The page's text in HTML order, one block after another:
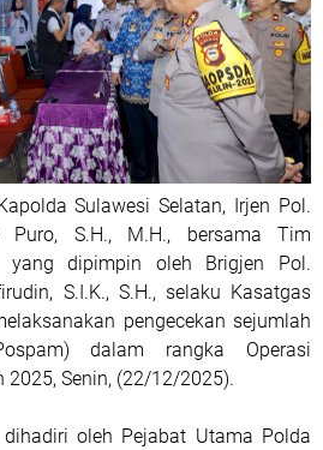
Sulawesi Selatan, Irjen Pol.
Puro, S.H., M.H., bersama Tim
yang dipimpin oleh Brigjen Pol.
S.I.K., S.H., selaku Kasatgas
pengecekan sejumlah
dalam rangka Operasi
2025, Senin, (22/12/2025).
oleh Pejabat Utama Polda